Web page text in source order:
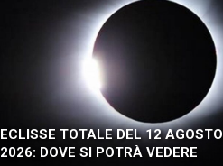
ECLISSE TOTALE DEL 12 AGOSTO
2026: DOVE SI POTRÀ VEDERE